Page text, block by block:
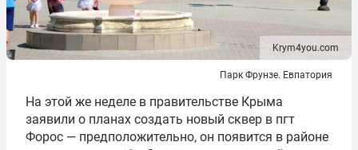
Krym4you.com
Парк Фрунзе. Евпатория
На этой же неделе в правительстве Крыма
заявили о планах создать новый сквер в пгт
Форос — предположительно, он появится в районе